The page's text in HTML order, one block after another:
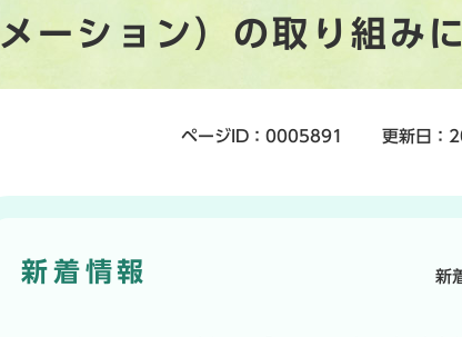
メーション）の取り組み
ページID：0005891 更新日：
新着情報 新